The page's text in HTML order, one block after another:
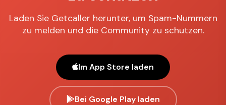
Laden Sie Getcaller herunter, um Spam-Nummern
zu melden und die Community zu schutzen.
Im App Store laden
Bei Google Play laden